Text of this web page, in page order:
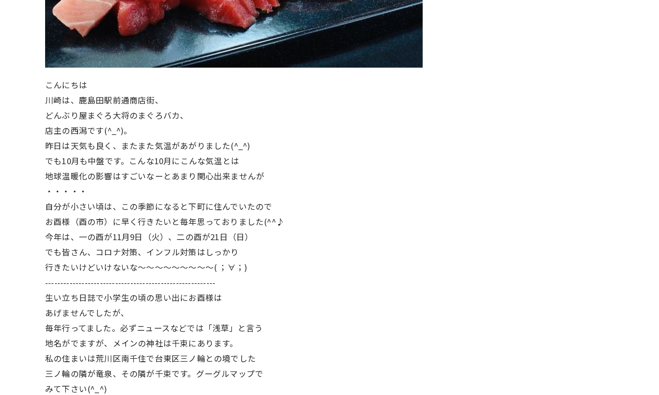
こんにちは
川崎は、鹿島田駅前通商店街、
どんぶり屋まぐろ大将のまぐろバカ、
店主の西潟です(^_^)。
昨日は天気も良く、またまた気温があがりました(^_^)
でも10月も中盤です。こんな10月にこんな気温とは
地球温暖化の影響はすごいなーとあまり関心出来ませんが
・・・・・
自分が小さい頃は、この季節になると下町に住んでいたので
お酉様（酉の市）に早く行きたいと毎年思っておりました(^^♪
今年は、一の酉が11月9日（火）、二の酉が21日（日）
でも皆さん、コロナ対策、インフル対策はしっかり
行きたいけどいけないな～～～～～～～～～( ；∀；)
--------------------------------------------------------
生い立ち日誌で小学生の頃の思い出にお酉様は
あげませんでしたが、
毎年行ってました。必ずニュースなどでは「浅草」と言う
地名がでますが、メインの神社は千束にあります。
私の住まいは荒川区南千住で台東区三ノ輪との境でした
三ノ輪の隣が竜泉、その隣が千束です。グーグルマップで
みて下さい(^_^)